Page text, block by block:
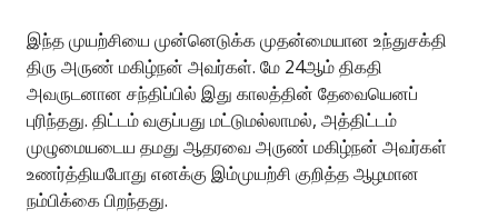
இந்த முயற்சியை முன்னெடுக்க முதன்மையான உந்துசக்தி
திரு அருண் மகிழ்நன் அவர்கள். மே 24ஆம் திகதி
அவருடனான சந்திப்பில் இது காலத்தின் தேவையெனப்
புரிந்தது. திட்டம் வகுப்பது மட்டுமல்லாமல், அத்திட்டம்
முழுமையடைய தமது ஆதரவை அருண் மகிழ்நன் அவர்கள்
உணர்த்தியபோது எனக்கு இம்முயற்சி குறித்த ஆழமான
நம்பிக்கை பிறந்தது.